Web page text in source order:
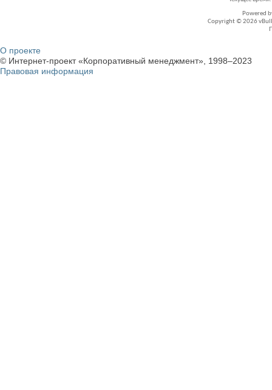
Powered
Copyright © 2026
О проекте
© Интернет-проект «Корпоративный менеджмент», 1998–2023
Правовая информация